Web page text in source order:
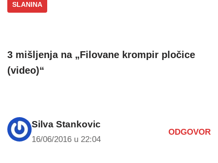
SLANINA
3 mišljenja na „Filovane krompir pločice
(video)“
Silva Stankovic
16/06/2016 u 22:04
ODGOVOR